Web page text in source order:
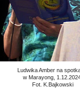
Ludwika Amber na
w Marayong,
Fot. K.Bajkowski